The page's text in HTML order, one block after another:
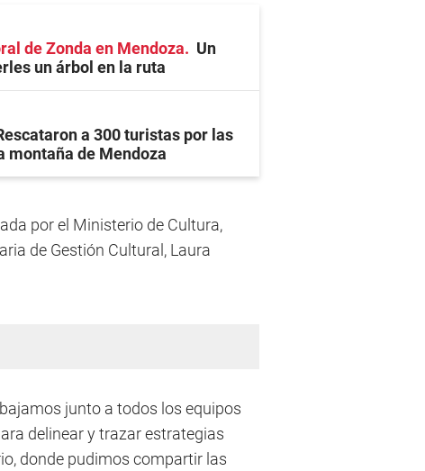
de Zonda en Mendoza
Un
un árbol en la ruta
a 300 turistas por las
montaña de Mendoza
por el Ministerio de Cultura,
de Gestión Cultural, Laura
junto a todos los equipos
delinear y trazar estrategias
donde pudimos compartir las